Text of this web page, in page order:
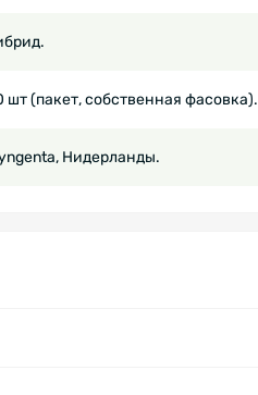
шт (пакет, собственная фасовка).
Нидерланды.